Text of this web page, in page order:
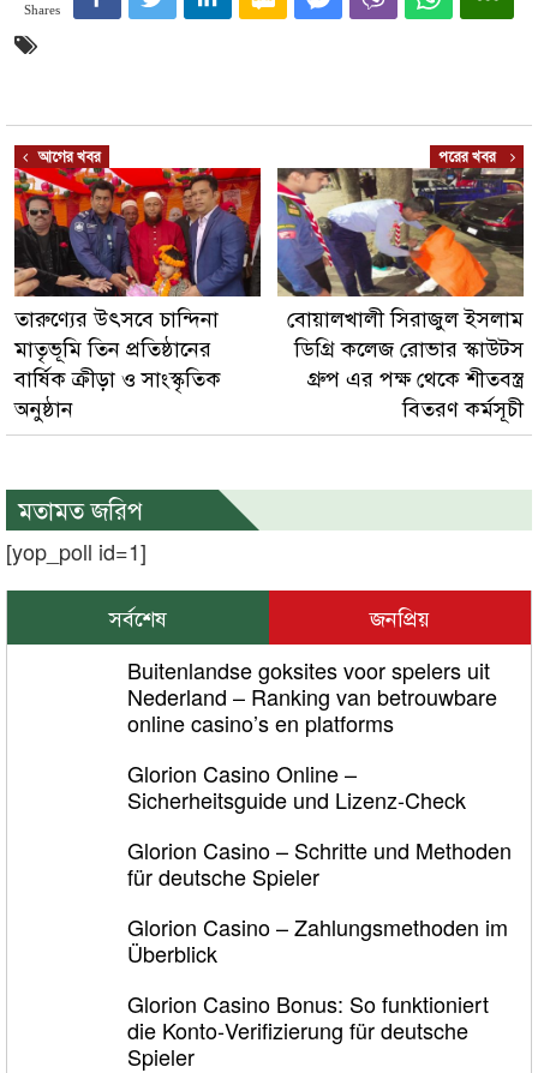
Shares
আগের খবর
তারুণ্যের উৎসবে চান্দিনা
মাতৃভূমি তিন প্রতিষ্ঠানের
বার্ষিক ক্রীড়া ও সাংস্কৃতিক
অনুষ্ঠান
পরের খবর
বোয়ালখালী সিরাজুল ইসলাম
ডিগ্রি কলেজ রোভার স্কাউটস
গ্রুপ এর পক্ষ থেকে শীতবস্ত্র
বিতরণ কর্মসূচী
মতামত জরিপ
[yop_poll id=1]
সর্বশেষ
জনপ্রিয়
Buitenlandse goksites voor spelers uit
Nederland – Ranking van betrouwbare
online casino’s en platforms
Glorion Casino Online –
Sicherheitsguide und Lizenz‑Check
Glorion Casino – Schritte und Methoden
für deutsche Spieler
Glorion Casino – Zahlungsmethoden im
Überblick
Glorion Casino Bonus: So funktioniert
die Konto‑Verifizierung für deutsche
Spieler